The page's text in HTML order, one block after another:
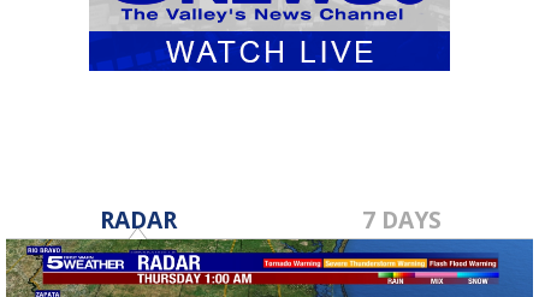
RADAR 7 DAYS